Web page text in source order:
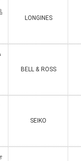
LONGINES
BELL & ROSS
SEIKO